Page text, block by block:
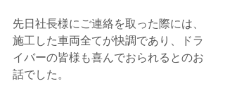
先日社長様にご連絡を取った際には、
施工した車両全てが快調であり、ドラ
イバーの皆様も喜んでおられるとのお
話でした。